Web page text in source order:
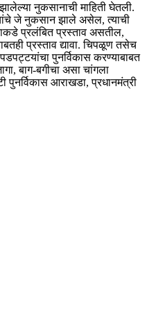
नुकसानाची माहिती घेतली.
जे नुकसान झाले असेल, त्याची
प्रलंबित प्रस्ताव असतील,
प्रस्ताव द्यावा. चिपळूण तसेच
पुनर्विकास करण्याबाबत
बाग-बगीचा असा चांगला
पुनर्विकास आराखडा, प्रधानमंत्री